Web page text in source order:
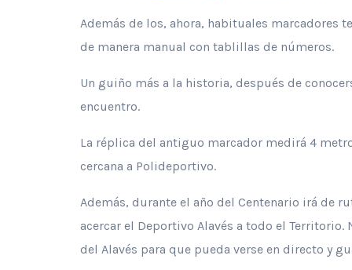
Además de los, ahora, habituales marcadores
de manera manual con tablillas de números.
Un guiño más a la historia, después de
encuentro.
La réplica del antiguo marcador medirá 4
cercana a Polideportivo.
Además, durante el año del Centenario irá de
acercar el Deportivo Alavés a todo el
del Alavés para que pueda verse en directo y